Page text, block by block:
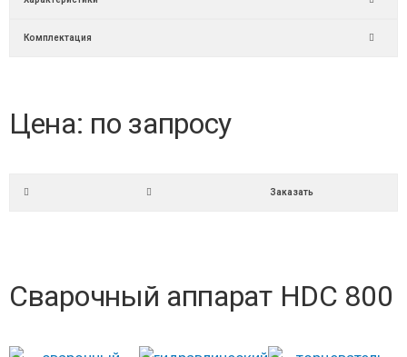
Комплектация
Цена: по запросу
Заказать
Сварочный аппарат HDC 800